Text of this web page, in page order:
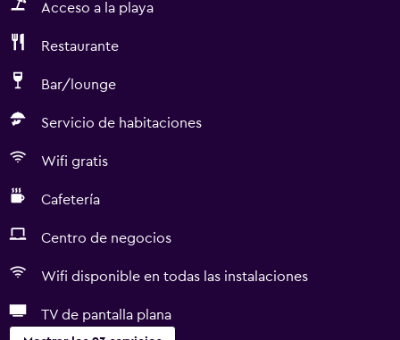
Acceso a la playa
Restaurante
Bar/lounge
Servicio de habitaciones
Wifi gratis
Cafetería
Centro de negocios
Wifi disponible en todas las instalaciones
TV de pantalla plana